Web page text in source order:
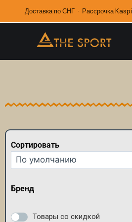
Доставка по СНГ · Рассрочка Kaspi
Сортировать
Сортировка товаров
Бренд
Shimano
Товары со скидкой